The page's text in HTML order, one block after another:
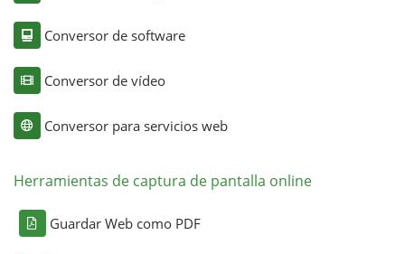
Conversor de software
Conversor de vídeo
Conversor para servicios web
Herramientas de captura de pantalla online
Guardar Web como PDF